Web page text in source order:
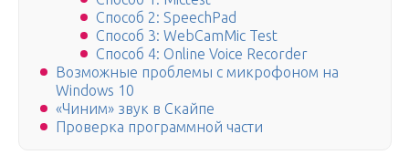
Способ 2: SpeechPad
Способ 3: WebCamMic Test
Способ 4: Online Voice Recorder
Возможные проблемы с микрофоном на
Windows 10
«Чиним» звук в Скайпе
Проверка программной части